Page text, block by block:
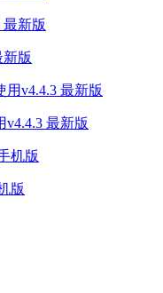
版
最新版
版